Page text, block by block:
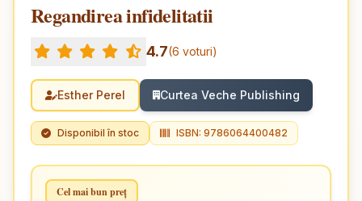
Regandirea infidelitatii
4.7(6 voturi)
Esther Perel Curtea Veche Publishing
Disponibil în stoc ISBN: 9786064400482
Cel mai bun preț